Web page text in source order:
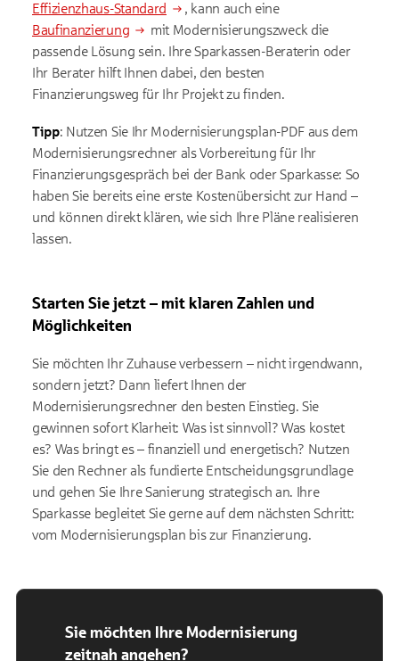
Effizienzhaus-Standard
, kann auch eine
Baufinanzierung
mit Modernisierungszweck die
passende Lösung sein. Ihre Sparkassen-Beraterin oder
Ihr Berater hilft Ihnen dabei, den besten
Finanzierungsweg für Ihr Projekt zu finden.
Tipp: Nutzen Sie Ihr Modernisierungsplan-PDF aus dem
Modernisierungsrechner als Vorbereitung für Ihr
Finanzierungsgespräch bei der Bank oder Sparkasse: So
haben Sie bereits eine erste Kostenübersicht zur Hand –
und können direkt klären, wie sich Ihre Pläne realisieren
lassen.
Starten Sie jetzt – mit klaren Zahlen und
Möglichkeiten
Sie möchten Ihr Zuhause verbessern – nicht irgendwann,
sondern jetzt? Dann liefert Ihnen der
Modernisierungsrechner den besten Einstieg. Sie
gewinnen sofort Klarheit: Was ist sinnvoll? Was kostet
es? Was bringt es – finanziell und energetisch? Nutzen
Sie den Rechner als fundierte Entscheidungsgrundlage
und gehen Sie Ihre Sanierung strategisch an. Ihre
Sparkasse begleitet Sie gerne auf dem nächsten Schritt:
vom Modernisierungsplan bis zur Finanzierung.
Sie möchten Ihre Modernisierung
zeitnah angehen?